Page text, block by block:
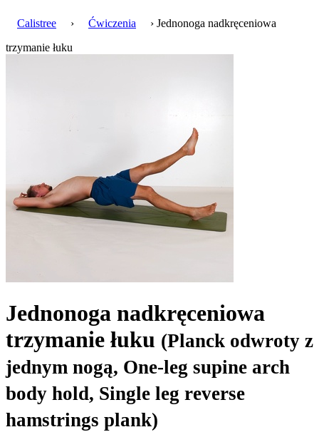
Calistree › Ćwiczenia
› Jednonoga nadkręceniowa
trzymanie łuku
Jednonoga nadkręceniowa
trzymanie łuku (Planck odwroty z
jednym nogą, One-leg supine arch
body hold, Single leg reverse
hamstrings plank)